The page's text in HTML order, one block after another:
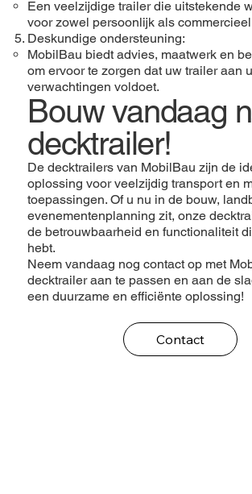
Contact
Een veelzijdige trailer die uitstekende
voor zowel persoonlijk als
Deskundige ondersteuning:
MobilBau biedt advies, maatwerk en
om ervoor te zorgen dat uw trailer aan
verwachtingen voldoet.
Bouw vandaag
decktrailer!
De decktrailers van MobilBau zijn de
oplossing voor veelzijdig transport en
toepassingen. Of u nu in de bouw,
evenementenplanning zit, onze
de betrouwbaarheid en functionaliteit
hebt.
Neem vandaag nog contact op met
decktrailer aan te passen en aan de
een duurzame en efficiënte oplossing!